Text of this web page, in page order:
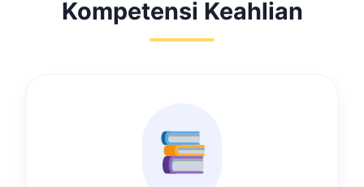
Kompetensi Keahlian